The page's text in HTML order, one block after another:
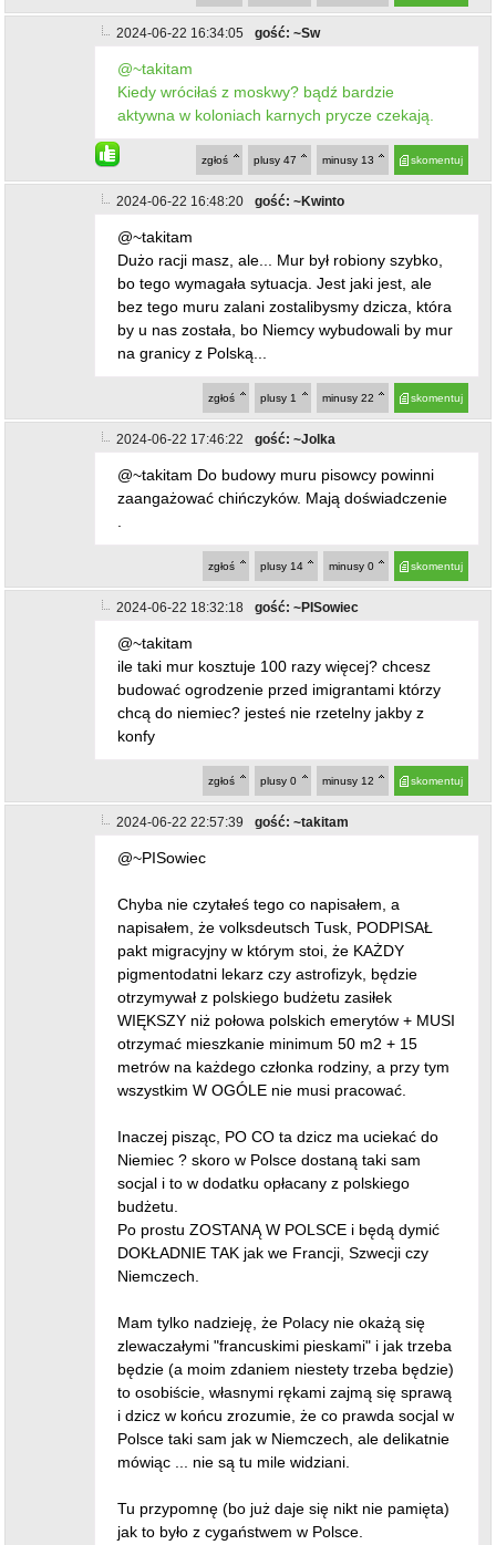
2024-06-22 16:34:05 gość: ~Sw
@~takitam
Kiedy wróciłaś z moskwy? bądź bardzie
aktywna w koloniach karnych prycze czekają.
skomentuj
minusy 13
plusy 47
zgłoś
2024-06-22 16:48:20 gość: ~Kwinto
@~takitam
Dużo racji masz, ale... Mur był robiony szybko,
bo tego wymagała sytuacja. Jest jaki jest, ale
bez tego muru zalani zostalibysmy dzicza, która
by u nas została, bo Niemcy wybudowali by mur
na granicy z Polską...
skomentuj
minusy 22
plusy 1
zgłoś
2024-06-22 17:46:22 gość: ~Jolka
@~takitam Do budowy muru pisowcy powinni
zaangażować chińczyków. Mają doświadczenie
.
skomentuj
minusy 0
plusy 14
zgłoś
2024-06-22 18:32:18 gość: ~PISowiec
@~takitam
ile taki mur kosztuje 100 razy więcej? chcesz
budować ogrodzenie przed imigrantami którzy
chcą do niemiec? jesteś nie rzetelny jakby z
konfy
skomentuj
minusy 12
plusy 0
zgłoś
2024-06-22 22:57:39 gość: ~takitam
@~PISowiec
Chyba nie czytałeś tego co napisałem, a
napisałem, że volksdeutsch Tusk, PODPISAŁ
pakt migracyjny w którym stoi, że KAŻDY
pigmentodatni lekarz czy astrofizyk, będzie
otrzymywał z polskiego budżetu zasiłek
WIĘKSZY niż połowa polskich emerytów + MUSI
otrzymać mieszkanie minimum 50 m2 + 15
metrów na każdego członka rodziny, a przy tym
wszystkim W OGÓLE nie musi pracować.
Inaczej pisząc, PO CO ta dzicz ma uciekać do
Niemiec ? skoro w Polsce dostaną taki sam
socjal i to w dodatku opłacany z polskiego
budżetu.
Po prostu ZOSTANĄ W POLSCE i będą dymić
DOKŁADNIE TAK jak we Francji, Szwecji czy
Niemczech.
Mam tylko nadzieję, że Polacy nie okażą się
zlewaczałymi "francuskimi pieskami" i jak trzeba
będzie (a moim zdaniem niestety trzeba będzie)
to osobiście, własnymi rękami zajmą się sprawą
i dzicz w końcu zrozumie, że co prawda socjal w
Polsce taki sam jak w Niemczech, ale delikatnie
mówiąc ... nie są tu mile widziani.
Tu przypomnę (bo już daje się nikt nie pamięta)
jak to było z cygaństwem w Polsce.